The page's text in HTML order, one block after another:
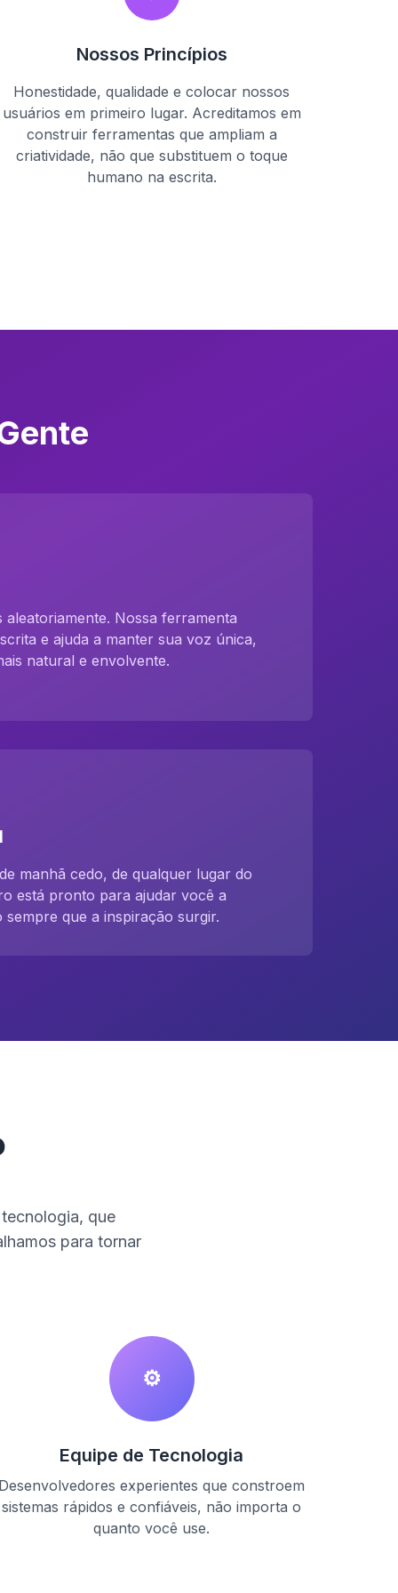
Nossos Princípios
Honestidade, qualidade e colocar nossos
usuários em primeiro lugar. Acreditamos em
construir ferramentas que ampliam a
criatividade, não que substituem o toque
humano na escrita.
Nossa ferramenta
e ajuda a manter sua voz única,
natural e envolvente.
manhã cedo, de qualquer lugar do
está pronto para ajudar você a
que a inspiração surgir.
que
para tornar
⚙️
Equipe de Tecnologia
experientes que constroem
sistemas rápidos e confiáveis, não importa o
quanto você use.